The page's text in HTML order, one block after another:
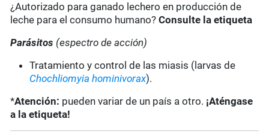
¿Autorizado para ganado lechero en producción de
leche para el consumo humano?Consulte la etiqueta
Parásitos (espectro de acción)
Tratamiento y control de las miasis (larvas de
Chochliomyia hominivorax).
*Atención: pueden variar de un país a otro. ¡Aténgase
a la etiqueta!